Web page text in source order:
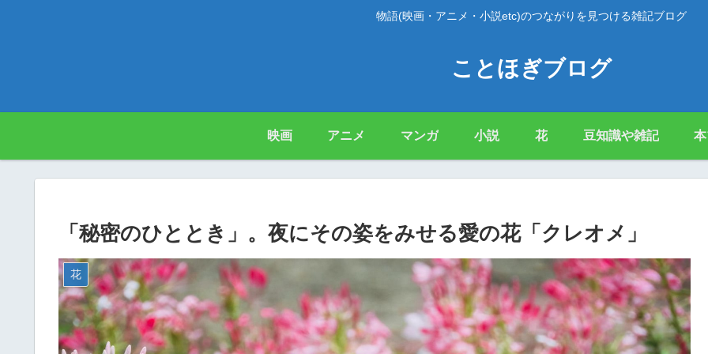
物語(映画・アニメ・小説etc)のつながりを見つける雑記ブログ
ことほぎブログ
映画 アニメ マンガ 小説 花 豆知識や雑記
「秘密のひととき」。夜にその姿をみせる愛の花「クレオメ」
花